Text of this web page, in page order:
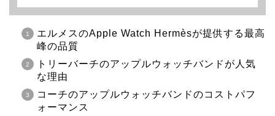
エルメスのApple Watch Hermèsが提供する最高
峰の品質
トリーバーチのアップルウォッチバンドが人気
な理由
コーチのアップルウォッチバンドのコストパフ
ォーマンス